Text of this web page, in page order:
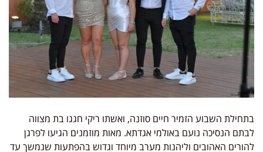
בתחילת השבוע הזמיר חיים סוזנה, ואשתו ריקי חגגו בת מצווה
לבתם הנסיכה נועם באולמי אגדתא. מאות מוזמנים הגיעו לפרגן
להורים האהובים וליהנות מערב מיוחד וגדוש בהפתעות שנמשך עד